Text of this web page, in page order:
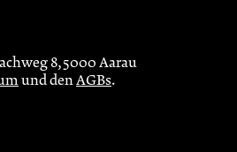
8, 5000 Aarau
und denAGBs.